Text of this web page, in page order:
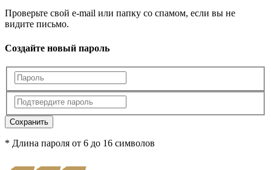
Проверьте свой e-mail или папку со спамом, если вы не
видите письмо.
Создайте новый пароль
Сохранить
* Длина пароля от 6 до 16 символов